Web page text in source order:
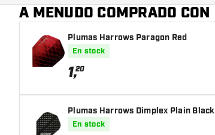
A MENUDO COMPRADO CON
Plumas Harrows Paragon Red
En stock
1,20
Plumas Harrows Dimplex Plain Black
En stock